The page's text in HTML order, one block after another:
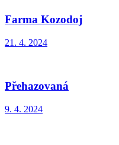
Farma Kozodoj
21. 4. 2024
Přehazovaná
9. 4. 2024